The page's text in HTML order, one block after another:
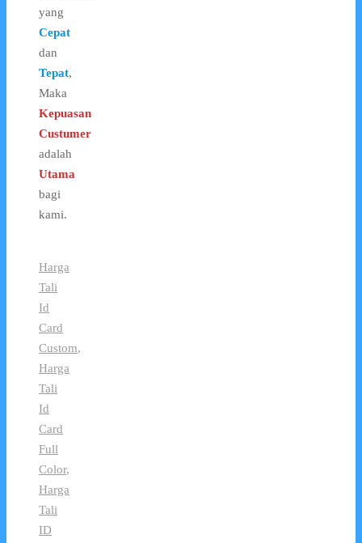
yang
Cepat
dan
Tepat,
Maka
Kepuasan
Custumer
adalah
Utama
bagi
kami.
Harga
Tali
Id
Card
Custom,
Harga
Tali
Id
Card
Full
Color,
Harga
Tali
ID